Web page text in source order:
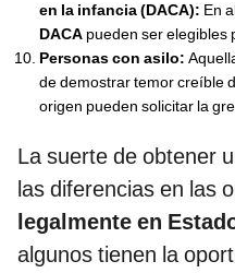
en la infancia (DACA): En
DACA pueden ser elegibles
Personas con asilo:
de demostrar temor creíble
origen pueden solicitar la
La suerte de obtener
las diferencias en las
legalmente en
algunos tienen la